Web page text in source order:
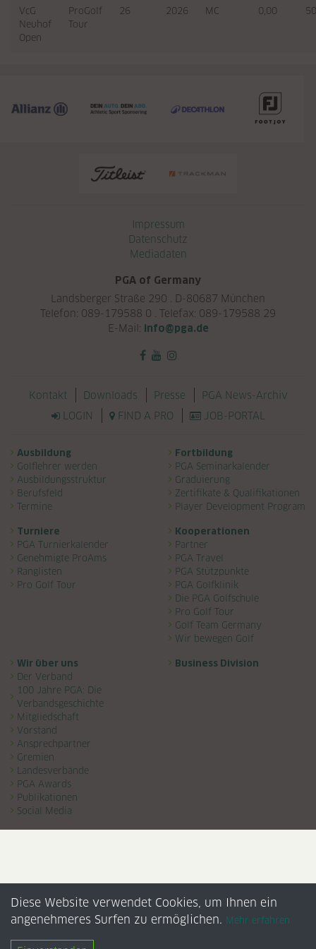
Diese Website verwendet Cookies, um Ihnen ein
angenehmeres Surfen zu ermöglichen. Mehr erfahren
VcG
Neuhof
Open
ProGolf
Tour
26 2026 MC 0,00
Impressum
Datenschutz
Mediadaten
PGA of Germany
Landsberger Straße 290 . D-80687 München
Telefon: 089-179588 0 . Telefax: 089-179588 29
E-Mail:
info@pga.de
Navigation überspringen
Kontakt Downloads Presse
PGA News-Archiv
LOGIN
FIND A PRO JOB-PORTAL
Navigation überspringen
Ausbildung
Golflehrer werden
Ausbildungsstruktur
Berufsfeld
Termine
Fortbildung
PGA Seminarkalender
Graduierung
Zertifikate & Qualifikationen
Player Development Program
Turniere
PGA Turnierkalender
Genehmigte ProAms
Ranglisten
Pro Golf Tour
Kooperationen
Partner
PGA Travel
PGA Stützpunkte
PGA Golfklinik
Die PGA Golfschule
Pro Golf Tour
Golf Team Germany
Wir bewegen Golf
Wir über uns
Der Verband
100 Jahre PGA: Die
Verbandsgeschichte
Mitgliedschaft
Vorstand
Ansprechpartner
Gremien
Landesverbände
PGA Awards
Publikationen
Social Media
Business Division